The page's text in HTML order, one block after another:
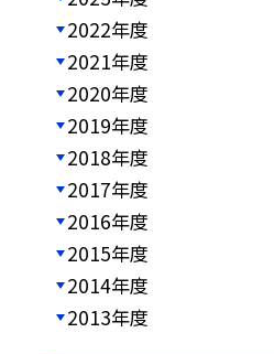
2022年度
2021年度
2020年度
2019年度
2018年度
2017年度
2016年度
2015年度
2014年度
2013年度